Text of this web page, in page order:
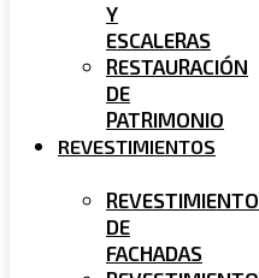
Y
ESCALERAS
RESTAURACIÓN
DE
PATRIMONIO
REVESTIMIENTOS
REVESTIMIENTO
DE
FACHADAS